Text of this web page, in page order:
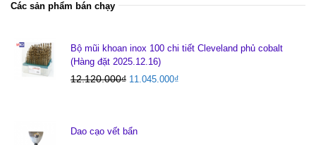
Các sản phẩm bán chạy
Bộ mũi khoan inox 100 chi tiết Cleveland phủ cobalt
(Hàng đặt 2025.12.16)
12.120.000₫ 11.045.000₫
Dao cạo vết bẩn